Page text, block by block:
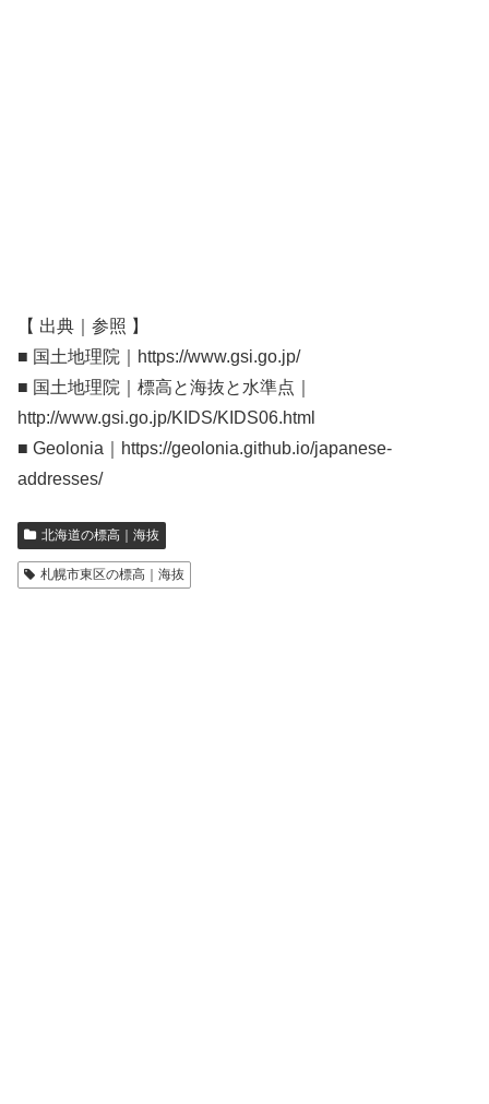
【 出典｜参照 】
■ 国土地理院｜https://www.gsi.go.jp/
■ 国土地理院｜標高と海抜と水準点｜
http://www.gsi.go.jp/KIDS/KIDS06.html
■ Geolonia｜https://geolonia.github.io/japanese-
addresses/
北海道の標高｜海抜
札幌市東区の標高｜海抜